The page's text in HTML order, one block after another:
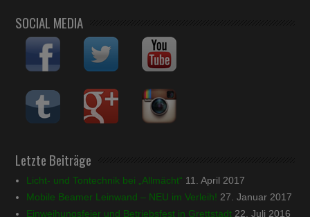
SOCIAL MEDIA
Letzte Beiträge
Licht- und Tontechnik bei „Allmächt“ 11. April 2017
Mobile Beamer Leinwand – NEU im Verleih! 27. Januar 2017
Einweihungsfeier und Betriebsfest in Grettstadt 22. Juli 2016